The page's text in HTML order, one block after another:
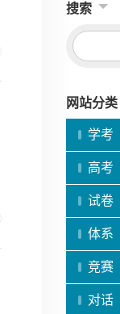
搜索
网站分类
学考
高考
试卷
体系
竞赛
对话